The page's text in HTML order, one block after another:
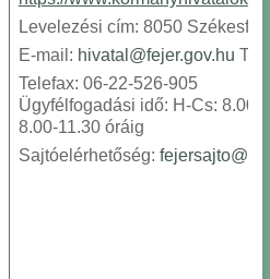
Levelezési cím: 8050
E-mail: hivatal@fejer.gov.hu
Telefax: 06-22-526-905
Ügyfélfogadási idő: H-Cs: 8.00-
8.00-11.30 óráig
Sajtóelérhetőség: